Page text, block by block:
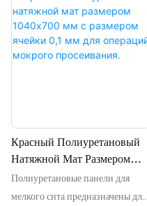
Красный Полиуретановый
Натяжной Мат Размером
1040x700 Мм С Размером
Ячейки 0,1 Мм Для
Полиуретановые панели для
мелкого сита предназначены для